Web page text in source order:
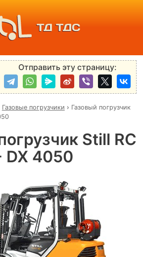
ТД ТДС
Отправить эту страницу:
Газовые погрузчики › Газовый погрузчик
Still RC
4050